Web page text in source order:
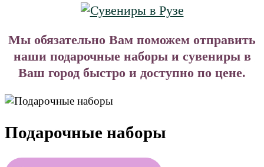
Мы обязательно Вам поможем отправить
наши подарочные наборы и сувениры в
Ваш город быстро и доступно по цене.
Подарочные наборы